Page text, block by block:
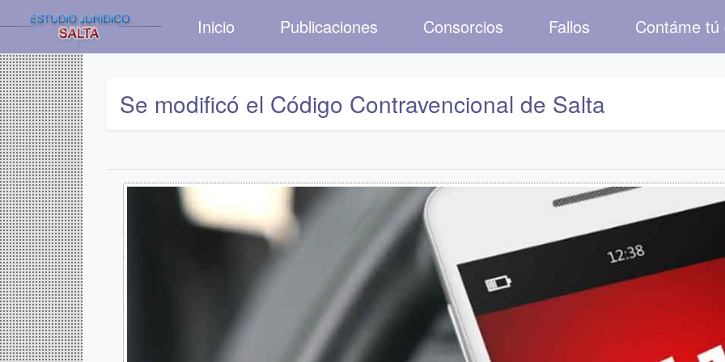
Inicio Publicaciones Consorcios Fallos Contáme tú
Se modificó el Código Contravencional de Salta